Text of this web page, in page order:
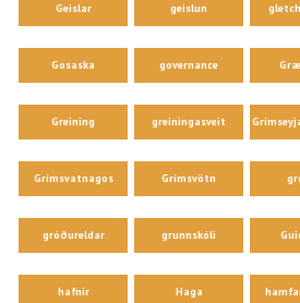
Geislar geislun
Gosaska governance
Greining greiningasveit
Grímsvatnagos Grímsvötn
gróðureldar grunnskóli
hafnir Haga